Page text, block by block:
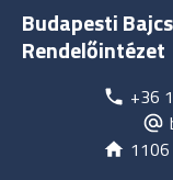
Budapesti
Rendelőintézet
+36